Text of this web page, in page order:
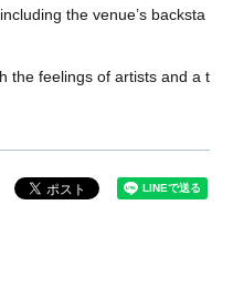
the venue’s backsta
the feelings of artists and a t